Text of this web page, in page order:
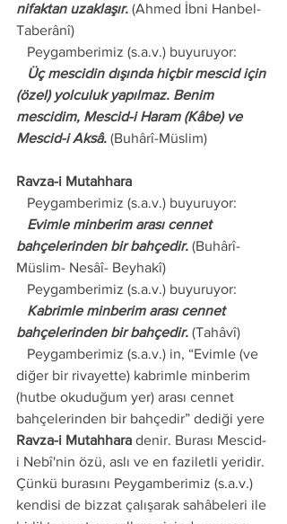
nifaktan uzaklaşır. (Ahmed İbni Hanbel-
Taberânî)
   Peygamberimiz (s.a.v.) buyuruyor:
(özel) yolculuk yapılmaz. Benim
mescidim, Mescid-i Haram (Kâbe) ve
Mescid-i Aksâ. (Buhârî-Müslim)
Ravza-i Mutahhara
   Peygamberimiz (s.a.v.) buyuruyor:
bahçelerinden bir bahçedir. (Buhârî-
Müslim- Nesâî- Beyhakî)
   Peygamberimiz (s.a.v.) buyuruyor:
bahçelerinden bir bahçedir. (Tahâvî)
diğer bir rivayette) kabrimle minberim
(hutbe okuduğum yer) arası cennet
bahçelerinden bir bahçedir” dediği yere
Ravza-i Mutahhara denir. Burası Mescid-
i Nebî'nin özü, aslı ve en faziletli yeridir.
Çünkü burasını Peygamberimiz (s.a.v.)
kendisi de bizzat çalışarak sahâbeleri ile